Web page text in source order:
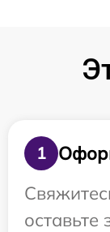
1
оставьте